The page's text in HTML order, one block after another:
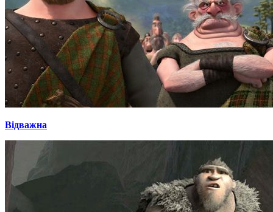
Відважна